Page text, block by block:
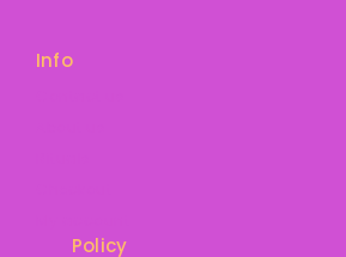
Info
Policy